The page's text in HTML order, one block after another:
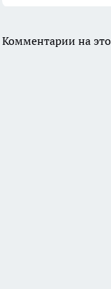
Комментарии на